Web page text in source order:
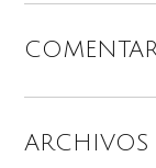
ARCHIVOS